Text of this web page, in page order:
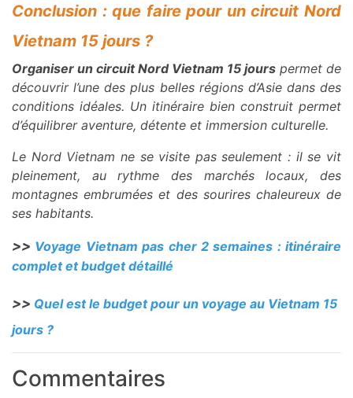
Conclusion : que faire pour un circuit Nord
Vietnam 15 jours ?
Organiser un circuit Nord Vietnam 15 jours permet de
découvrir l’une des plus belles régions d’Asie dans des
conditions idéales. Un itinéraire bien construit permet
d’équilibrer aventure, détente et immersion culturelle.
Le Nord Vietnam ne se visite pas seulement : il se vit
pleinement, au rythme des marchés locaux, des
montagnes embrumées et des sourires chaleureux de
ses habitants.
>> Voyage Vietnam pas cher 2 semaines : itinéraire
complet et budget détaillé
>> Quel est le budget pour un voyage au Vietnam 15
jours ?
Commentaires